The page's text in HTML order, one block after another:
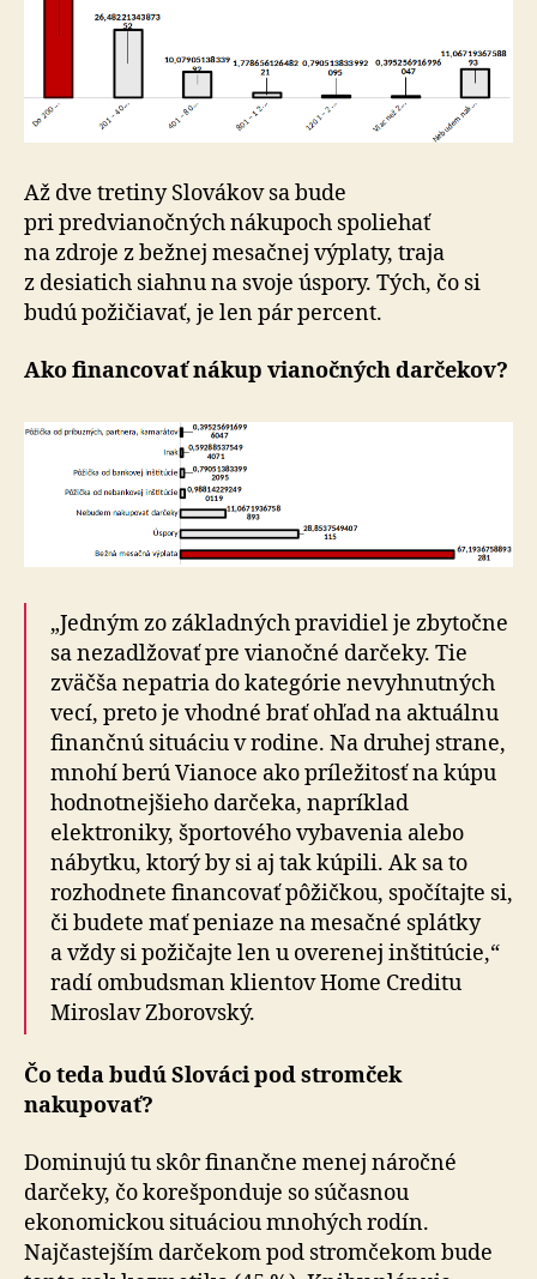
Až dve tretiny Slovákov sa bude
pri predvianočných nákupoch spoliehať
na zdroje z bežnej mesačnej výplaty, traja
z desiatich siahnu na svoje úspory. Tých, čo si
budú požičiavať, je len pár percent.
Ako financovať nákup vianočných darčekov?
„Jedným zo základných pravidiel je zbytočne
sa nezadlžovať pre vianočné darčeky. Tie
zväčša nepatria do kategórie nevyhnutných
vecí, preto je vhodné brať ohľad na aktuálnu
finančnú situáciu v rodine. Na druhej strane,
mnohí berú Vianoce ako príležitosť na kúpu
hodnotnejšieho darčeka, napríklad
elektroniky, športového vybavenia alebo
nábytku, ktorý by si aj tak kúpili. Ak sa to
rozhodnete financovať pôžičkou, spočítajte si,
či budete mať peniaze na mesačné splátky
a vždy si požičajte len u overenej inštitúcie,“
radí ombudsman klientov Home Creditu
Miroslav Zborovský.
Čo teda budú Slováci pod stromček
nakupovať?
Dominujú tu skôr finančne menej náročné
darčeky, čo korešponduje so súčasnou
ekonomickou situáciou mnohých rodín.
Najčastejším darčekom pod stromčekom bude